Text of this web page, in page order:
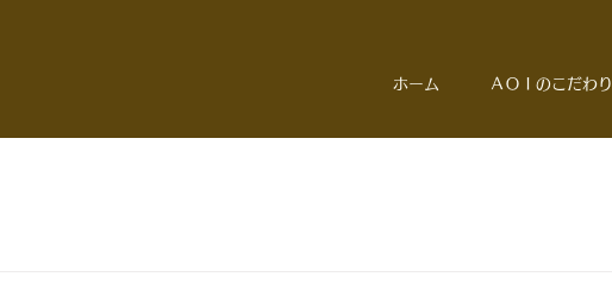
ホーム ＡＯＩのこだわり